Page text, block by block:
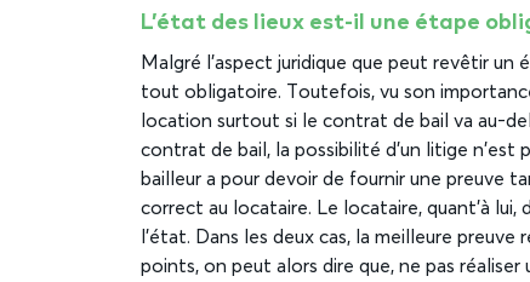
L’état des lieux est-il une étape
Malgré l’aspect juridique que peut revêtir un
tout obligatoire. Toutefois, vu son
location surtout si le contrat de bail va au-
contrat de bail, la possibilité d’un litige n’est
bailleur a pour devoir de fournir une preuve
correct au locataire. Le locataire, quant’à
l’état. Dans les deux cas, la meilleure
points, on peut alors dire que, ne pas